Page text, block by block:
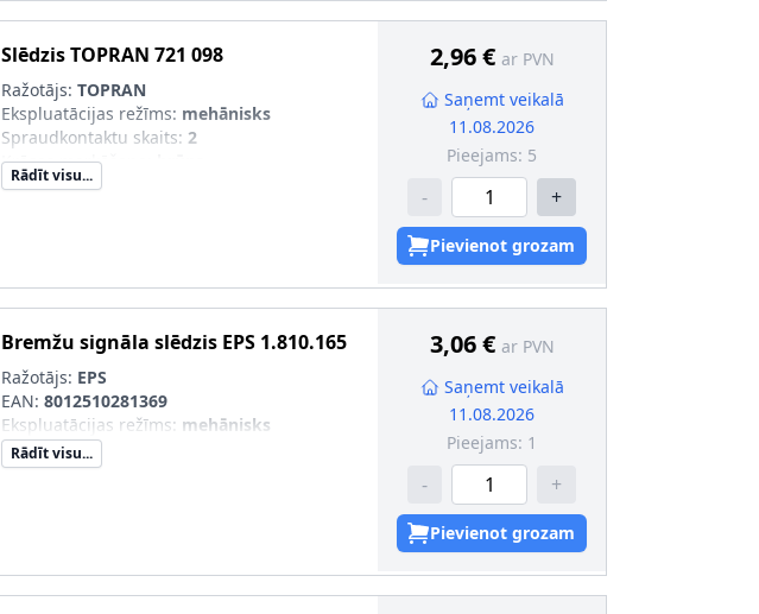
SlēdzisTOPRAN 721 098
Ražotājs: TOPRAN
Ekspluatācijas režīms: mehānisks
Spraudkontaktu skaits: 2
Krāsas marķēšana
Rādīt visu...
2,96 € ar PVN
Saņemt veikalā
11.08.2026
Pieejams: 5
- +
Pievienot grozam
Bremžu signāla slēdzis EPS 1.810.165
Ražotājs: EPS
EAN: 8012510281369
Ekspluatācijas režīms: mehānisks
Rādīt visu...
3,06 € ar PVN
Saņemt veikalā
11.08.2026
Pieejams: 1
- +
Pievienot grozam